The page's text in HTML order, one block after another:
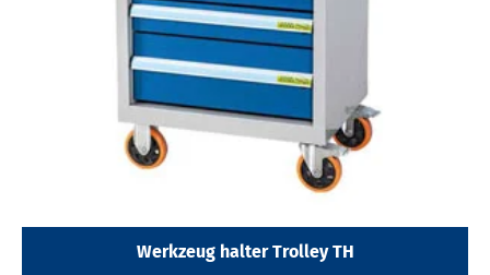
Werkzeug halter Trolley TH